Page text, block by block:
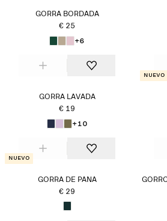
GORRA BORDADA
€ 25
+6
GORRA LAVADA
€ 19
+10
Nuevo
Nuevo
GORRA DE PANA
€ 29